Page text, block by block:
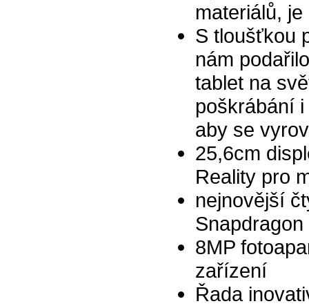
materiálů,
S tloušťkou
nám
tablet na
poškrábání
aby se
25,6cm
Reality pro
nejnovější
8MP
zařízení
Řada